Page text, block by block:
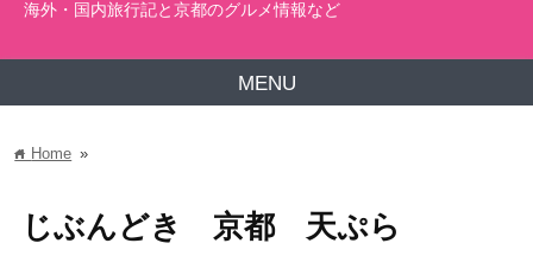
海外・国内旅行記と京都のグルメ情報など
MENU
home Home »
じぶんどき 京都 天ぷら